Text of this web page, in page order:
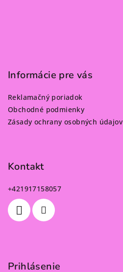
Informácie pre vás
Reklamačný poriadok
Obchodné podmienky
Zásady ochrany osobných údajov
Kontakt
+421917158057
Prihlásenie